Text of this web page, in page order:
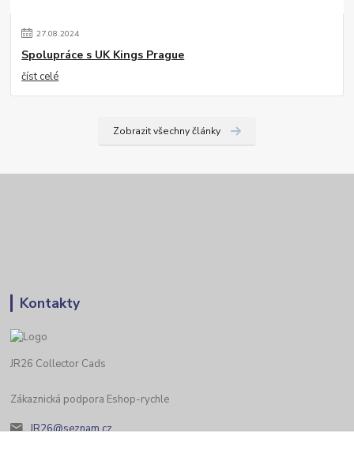
27.08.2024
Spolupráce s UK Kings Prague
číst celé
Zobrazit všechny články
Kontakty
JR26 Collector Cads
Zákaznická podpora Eshop-rychle
JR26@seznam.cz